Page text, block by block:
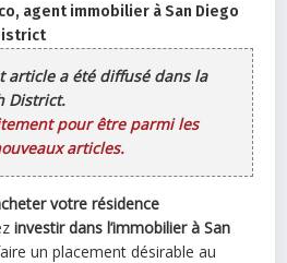
agent immobilier à San Diego
article a été diffusé dans la
District.
pour être parmi les
articles.
votre résidence
investir dans l’immobilier à San
un placement désirable au